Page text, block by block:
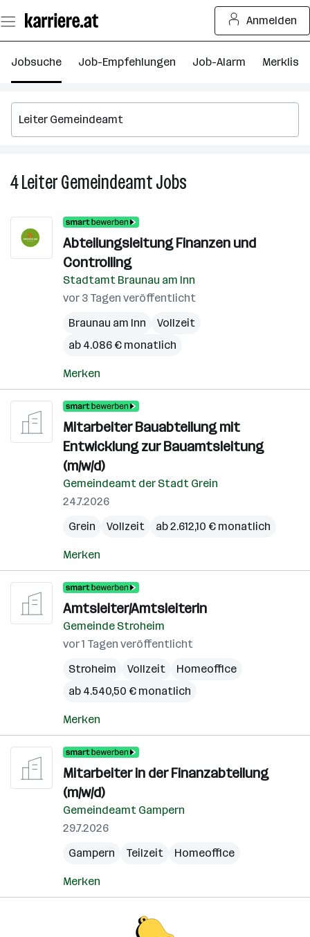
Seiteninhalt
springen
Anmelden
Jobsuche Job-Empfehlungen Job-Alarm Merkliste
4Leiter GemeindeamtJobs
Abteilungsleitung Finanzen und
Controlling
Stadtamt Braunau am Inn
vor 3 Tagen veröffentlicht
Braunau am Inn
Vollzeit
ab 4.086 € monatlich
Merken
Mitarbeiter Bauabteilung mit
Entwicklung zur Bauamtsleitung
(m/w/d)
Gemeindeamt der Stadt Grein
24.7.2026
Grein
Vollzeit ab 2.612,10 € monatlich
Merken
Amtsleiter/Amtsleiterin
Gemeinde Stroheim
vor 1 Tagen veröffentlicht
Stroheim
Vollzeit
Homeoffice
ab 4.540,50 € monatlich
Merken
Mitarbeiter in der Finanzabteilung
(m/w/d)
Gemeindeamt Gampern
29.7.2026
Gampern
Teilzeit Homeoffice
Merken